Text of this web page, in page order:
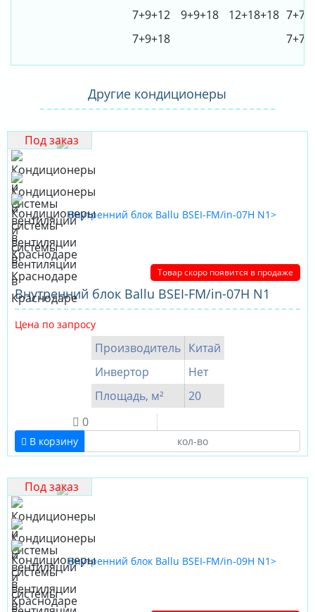
7+9+12
9+9+18 12+18+18
7+9+18
Другие кондиционеры
Под заказ
Товар скоро появится в продаже
Внутренний блок Ballu BSEI-FM/in-07H N1
Цена по запросу
Производитель Китай
Инвертор
Нет
Площадь, м²
20
0
В корзину
Под заказ